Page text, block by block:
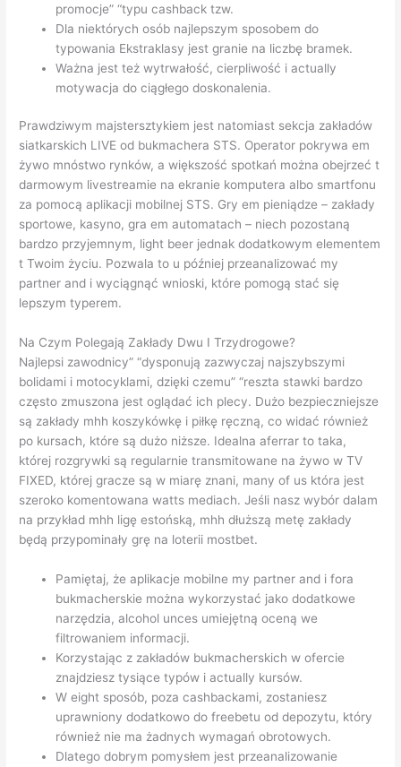
promocje” “typu cashback tzw.
Dla niektórych osób najlepszym sposobem do
typowania Ekstraklasy jest granie na liczbę bramek.
Ważna jest też wytrwałość, cierpliwość i actually
motywacja do ciągłego doskonalenia.
Prawdziwym majstersztykiem jest natomiast sekcja zakładów
siatkarskich LIVE od bukmachera STS. Operator pokrywa em
żywo mnóstwo rynków, a większość spotkań można obejrzeć t
darmowym livestreamie na ekranie komputera albo smartfonu
za pomocą aplikacji mobilnej STS. Gry em pieniądze – zakłady
sportowe, kasyno, gra em automatach – niech pozostaną
bardzo przyjemnym, light beer jednak dodatkowym elementem
t Twoim życiu. Pozwala to u później przeanalizować my
partner and i wyciągnąć wnioski, które pomogą stać się
lepszym typerem.
Na Czym Polegają Zakłady Dwu I Trzydrogowe?
Najlepsi zawodnicy” “dysponują zazwyczaj najszybszymi
bolidami i motocyklami, dzięki czemu” “reszta stawki bardzo
często zmuszona jest oglądać ich plecy. Dużo bezpieczniejsze
są zakłady mhh koszykówkę i piłkę ręczną, co widać również
po kursach, które są dużo niższe. Idealna aferrar to taka,
której rozgrywki są regularnie transmitowane na żywo w TV
FIXED, której gracze są w miarę znani, many of us która jest
szeroko komentowana watts mediach. Jeśli nasz wybór dalam
na przykład mhh ligę estońską, mhh dłuższą metę zakłady
będą przypominały grę na loterii mostbet.
Pamiętaj, że aplikacje mobilne my partner and i fora
bukmacherskie można wykorzystać jako dodatkowe
narzędzia, alcohol unces umiejętną oceną we
filtrowaniem informacji.
Korzystając z zakładów bukmacherskich w ofercie
znajdziesz tysiące typów i actually kursów.
W eight sposób, poza cashbackami, zostaniesz
uprawniony dodatkowo do freebetu od depozytu, który
również nie ma żadnych wymagań obrotowych.
Dlatego dobrym pomysłem jest przeanalizowanie